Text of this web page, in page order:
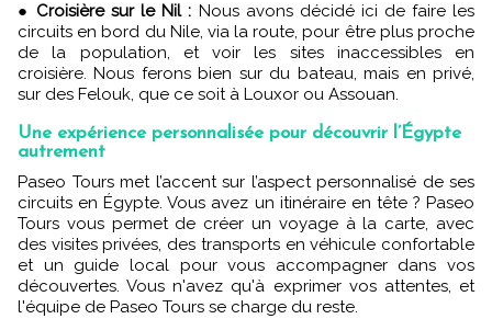
● Croisière sur le Nil : Nous avons décidé ici de faire les
circuits en bord du Nile, via la route, pour être plus proche
de la population, et voir les sites inaccessibles en
croisière. Nous ferons bien sur du bateau, mais en privé,
sur des Felouk, que ce soit à Louxor ou Assouan.
Une expérience personnalisée pour découvrir l’Égypte
autrement
Paseo Tours met l’accent sur l’aspect personnalisé de ses
circuits en Égypte. Vous avez un itinéraire en tête ? Paseo
Tours vous permet de créer un voyage à la carte, avec
des visites privées, des transports en véhicule confortable
et un guide local pour vous accompagner dans vos
découvertes. Vous n'avez qu'à exprimer vos attentes, et
l'équipe de Paseo Tours se charge du reste.